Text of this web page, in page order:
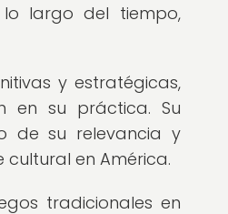
largo del tiempo,
y estratégicas,
en su práctica. Su
de su relevancia y
en América.
tradicionales en